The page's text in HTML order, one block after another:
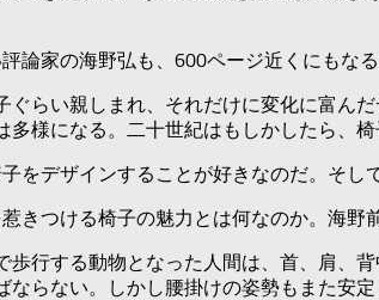
論家の海野弘も、600ページ近くにもな
ぐらい親しまれ、それだけに変化に富ん
多様になる。二十世紀はもしかしたら、
をデザインすることが好きなのだ。そ
きつける椅子の魅力とは何なのか。海野
歩行する動物となった人間は、首、肩、
ならない。しかし腰掛けの姿勢もまた安